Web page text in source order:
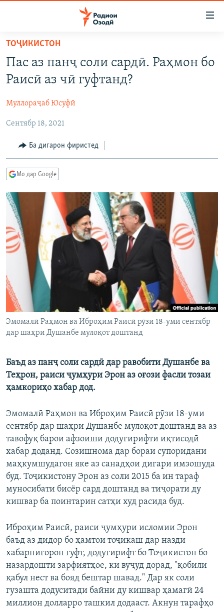
Ҷаҳиш
мояи
аслӣ
ба
аслӣ
Ҷаҳиш
ҷустор
ҶОМЕА
ҚАЗИЯИ "КРОКУС"
ОСИЁИ МАРКАЗӢ
МЕҲМОНИ ОЗОДӢ
ВАРЗИШ
РӮЗГОРИ МУҲОҶИР
САЛОМ, ХОҲАР
ТАҲҚИҚОТ
ҶАНГ ДАР УКРАИНА
НАЗАРИ МАРДУМ
БЛОГИСТОН
ОЗОДӢ ОНЛАЙН
ЧАНДРАСОНАӢ
ВИДЕО
НИГОРИСТОН
ГУЗОРИШҲОИ РАДИОӢ
РӮЙХАТҲО
КИТОБҲОИ ОЗОДӢ
Русский
ПАЙГИРӢ КУНЕД
Ҳамаи сомонаҳои RFE/RL
ТОҶИКИСТОН
Пас аз панҷ соли сардӣ. Раҳмон бо
Раисӣ аз чӣ гуфтанд?
Муллораҷаб Юсуфӣ
Сентябр 18, 2021
Ба дигарон фиристед
Мо дар Google
Эмомалӣ Раҳмон ва Иброҳим Раисӣ рӯзи 18-уми сентябр
дар шаҳри Душанбе мулоқот доштанд
Баъд аз панҷ соли сардӣ дар равобити Душанбе ва
Теҳрон, раиси ҷумҳури Эрон аз оғози фасли тозаи
ҳамкориҳо хабар дод.
Эмомалӣ Раҳмон ва Иброҳим Раисӣ рӯзи 18-уми
сентябр дар шаҳри Душанбе мулоқот доштанд ва аз
тавофуқ барои афзоиши додугирифти иқтисодӣ
хабар доданд. Созишнома дар бораи супоридани
маҳкумшудагон яке аз санадҳои дигари имзошуда
буд. Тоҷикистону Эрон аз соли 2015 ба ин тараф
муносибати бисёр сард доштанд ва тиҷорати ду
кишвар ба поинтарин сатҳи худ расида буд.
Иброҳим Раисӣ, раиси ҷумҳури исломии Эрон
баъд аз дидор бо ҳамтои тоҷикаш дар назди
хабарнигорон гуфт, додугирифт бо Тоҷикистон бо
назардошти зарфиятҳое, ки вуҷуд дорад, "қобили
қабул нест ва бояд бештар шавад." Дар як соли
гузашта додуситади байни ду кишвар ҳамагӣ 24
миллион долларро ташкил додааст. Акнун тарафҳо